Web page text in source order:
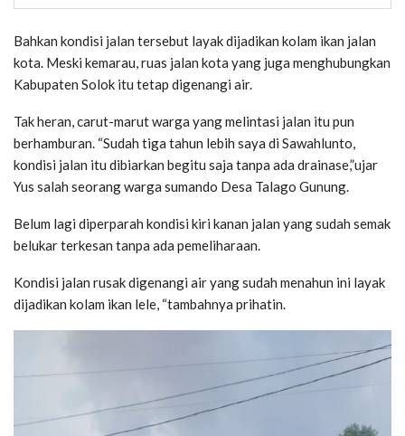
Bahkan kondisi jalan tersebut layak dijadikan kolam ikan jalan
kota. Meski kemarau, ruas jalan kota yang juga menghubungkan
Kabupaten Solok itu tetap digenangi air.
Tak heran, carut-marut warga yang melintasi jalan itu pun
berhamburan. “Sudah tiga tahun lebih saya di Sawahlunto,
kondisi jalan itu dibiarkan begitu saja tanpa ada drainase,”ujar
Yus salah seorang warga sumando Desa Talago Gunung.
Belum lagi diperparah kondisi kiri kanan jalan yang sudah semak
belukar terkesan tanpa ada pemeliharaan.
Kondisi jalan rusak digenangi air yang sudah menahun ini layak
dijadikan kolam ikan lele, “tambahnya prihatin.